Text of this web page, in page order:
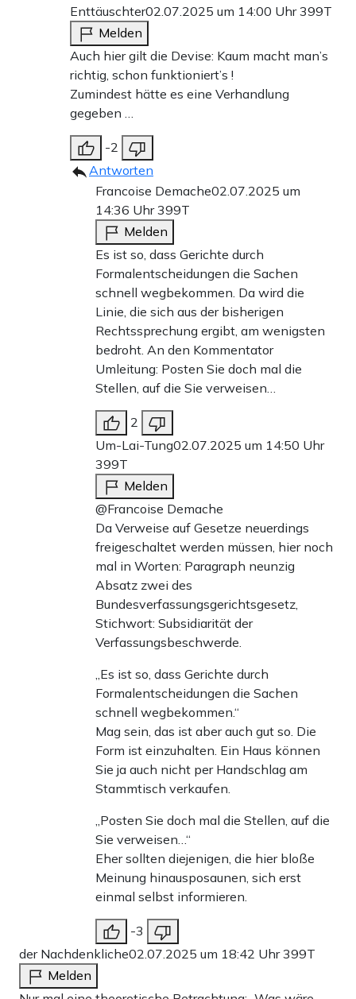
Enttäuschter02.07.2025 um 14:00 Uhr399T
Melden
Auch hier gilt die Devise: Kaum macht man’s
richtig, schon funktioniert’s !
Zumindest hätte es eine Verhandlung
gegeben …
-2
Antworten
Francoise Demache02.07.2025 um
14:36 Uhr399T
Melden
Es ist so, dass Gerichte durch
Formalentscheidungen die Sachen
schnell wegbekommen. Da wird die
Linie, die sich aus der bisherigen
Rechtssprechung ergibt, am wenigsten
bedroht. An den Kommentator
Umleitung: Posten Sie doch mal die
Stellen, auf die Sie verweisen…
2
Um-Lai-Tung02.07.2025 um 14:50 Uhr
399T
Melden
@Francoise Demache
Da Verweise auf Gesetze neuerdings
freigeschaltet werden müssen, hier noch
mal in Worten: Paragraph neunzig
Absatz zwei des
Bundesverfassungsgerichtsgesetz,
Stichwort: Subsidiarität der
Verfassungsbeschwerde.
„Es ist so, dass Gerichte durch
Formalentscheidungen die Sachen
schnell wegbekommen.“
Mag sein, das ist aber auch gut so. Die
Form ist einzuhalten. Ein Haus können
Sie ja auch nicht per Handschlag am
Stammtisch verkaufen.
„Posten Sie doch mal die Stellen, auf die
Sie verweisen…“
Eher sollten diejenigen, die hier bloße
Meinung hinausposaunen, sich erst
einmal selbst informieren.
-3
der Nachdenkliche02.07.2025 um 18:42 Uhr399T
Melden